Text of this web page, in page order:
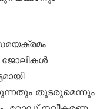
ജോലികൾ
തുടരുമെന്നും